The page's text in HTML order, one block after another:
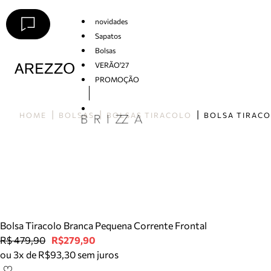
novidades
Sapatos
Bolsas
VERÃO'27
PROMOÇÃO
HOME BOLSAS BOLSAS TIRACOLO
Bolsa Tiracolo Branca Pequena Corrente Frontal
R$ 479,90 R$279,90
ou 3x de R$93,30 sem juros